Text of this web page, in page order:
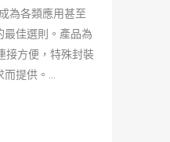
為各類應用甚至
最佳選則。產品為
接方便，特殊封裝
提供。...